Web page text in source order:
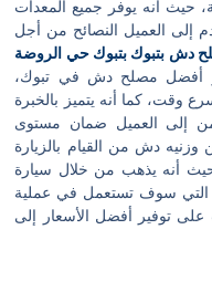
حيث أنه يوفر جميع المعدات
إلى العميل النصائح من أجل
دش بتبوك بتبوك حي الروضة
أفضل مصلح دش في تبوك،
وقت، كما أنه يتميز بالخبرة
إلى العميل ضمان مستوى
وزنيه دش من القيام بالزيارة
أنه يذهب من خلال سيارة
سوف تستعمل في عملية
توفير أفضل الأسعار إلى